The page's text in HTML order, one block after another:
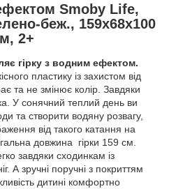
Smoby Life,
беж., 159x68x100
2+
гірку з водним ефектом.
пластику із захистом від
та не змінює колір. Завдяки
У сонячний теплий день ви
та створити водяну розвагу,
від такого катання на
довжина гірки 159 см.
завдяки сходинкам із
А зручні поручні з покриттям
дитині комфортно